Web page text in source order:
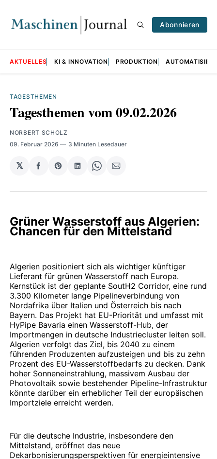
Abonnieren
AKTUELLES KI & INNOVATION PRODUKTION
TAGESTHEMEN
Tagesthemen vom 09.02.2026
NORBERT SCHOLZ
09. Februar 2026
3 Minuten Lesedauer
𝕏
auf
teilen
Share
Pinterest
auf
teilen
Share
WhatsApp
per
Mail
Grüner Wasserstoff aus Algerien:
Chancen für den Mittelstand
Algerien positioniert sich als wichtiger künftiger
Lieferant für grünen Wasserstoff nach Europa.
Kernstück ist der geplante SoutH2 Corridor, eine rund
3.300 Kilometer lange Pipelineverbindung von
Nordafrika über Italien und Österreich bis nach
Bayern. Das Projekt hat EU-Priorität und umfasst mit
HyPipe Bavaria einen Wasserstoff-Hub, der
Importmengen in deutsche Industriecluster leiten soll.
Algerien verfolgt das Ziel, bis 2040 zu einem
führenden Produzenten aufzusteigen und bis zu zehn
Prozent des EU-Wasserstoffbedarfs zu decken. Dank
hoher Sonneneinstrahlung, massivem Ausbau der
Photovoltaik sowie bestehender Pipeline-Infrastruktur
könnte darüber ein erheblicher Teil der europäischen
Importziele erreicht werden.
Für die deutsche Industrie, insbesondere den
Mittelstand, eröffnet das neue
Dekarbonisierungsperspektiven für energieintensive